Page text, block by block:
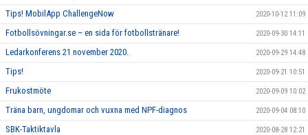
Tips! MobilApp ChallengeNow 2020-10-12 11:09
Fotbollsövningar.se – en sida för fotbollstränare! 2020-09-30 14:11
Ledarkonferens 21 november 2020. 2020-09-29 14:48
Tips! 2020-09-21 10:51
Frukostmöte 2020-09-09 10:02
Träna barn, ungdomar och vuxna med NPF-diagnos 2020-09-04 08:10
SBK-Taktiktavla 2020-08-28 12:21